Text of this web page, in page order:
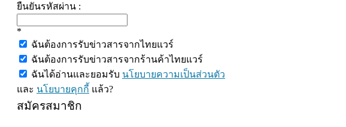
ยืนยันรหัสผ่าน :
*
ฉันต้องการรับข่าวสารจากไทยแวร์
ฉันต้องการรับข่าวสารจากร้านค้าไทยแวร์
ฉันได้อ่านและยอมรับ นโยบายความเป็นส่วนตัว
และ นโยบายคุกกี้ แล้ว?
สมัครสมาชิก